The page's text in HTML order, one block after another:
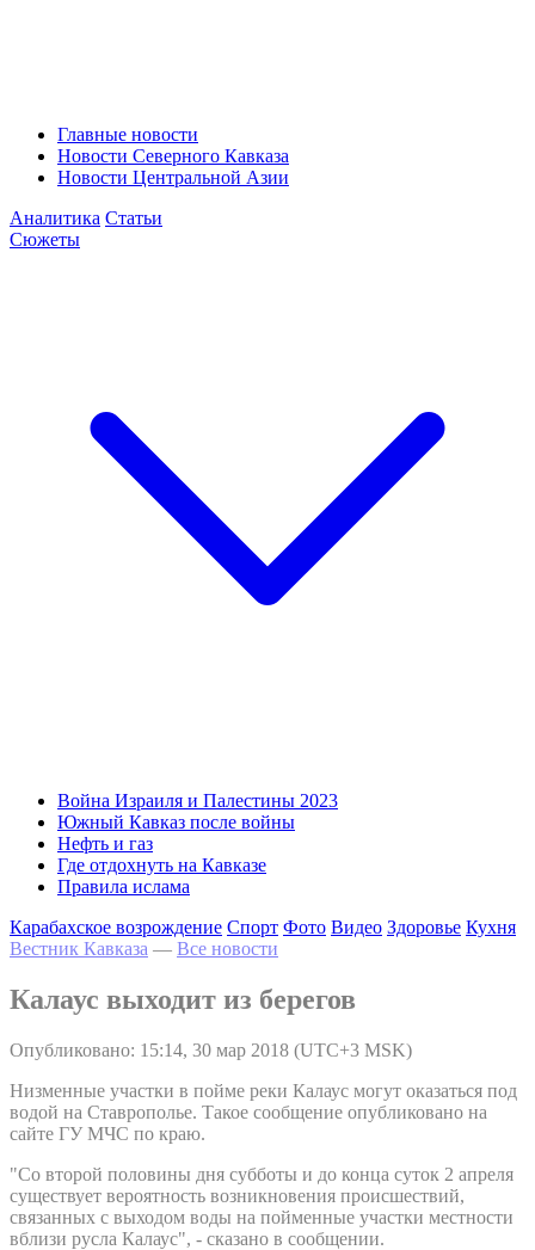
Главные новости
Новости Северного Кавказа
Новости Центральной Азии
Аналитика Статьи
Сюжеты
Война Израиля и Палестины 2023
Южный Кавказ после войны
Нефть и газ
Где отдохнуть на Кавказе
Правила ислама
Карабахское возрождение Спорт Фото Видео Здоровье Кухня
Вестник Кавказа — Все новости
Калаус выходит из берегов
Опубликовано: 15:14, 30 мар 2018 (UTC+3 MSK)
Низменные участки в пойме реки Калаус могут оказаться под
водой на Ставрополье. Такое сообщение опубликовано на
сайте ГУ МЧС по краю.
"Со второй половины дня субботы и до конца суток 2 апреля
существует вероятность возникновения происшествий,
связанных с выходом воды на пойменные участки местности
вблизи русла Калаус", - сказано в сообщении.